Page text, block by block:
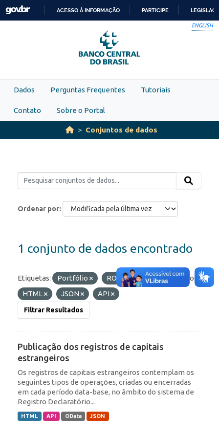
Skip to main content
PARA
O
CONTEÚDO
ACESSO À INFORMAÇÃO PARTICIPE
ENGLISH
Dados Perguntas Frequentes Tutoriais
Contato Sobre o Portal
Conjuntos de dados
Ordenar por
1 conjunto de dados encontrado
Etiquetas: Portfólio ROF IED
Formatos:
HTML
JSON API
Filtrar Resultados
Publicação dos registros de capitais
estrangeiros
Os registros de capitais estrangeiros contemplam os
seguintes tipos de operações, criadas ou encerradas
em cada período data-base, no âmbito do sistema de
Registro Declaratório...
HTML API OData JSON